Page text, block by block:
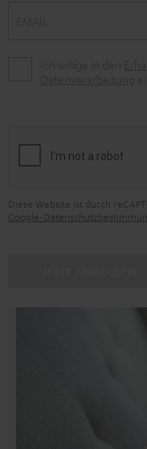
Diese Website ist durch
Google-